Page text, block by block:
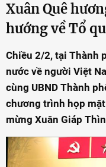
Xuân Quê
hướng về Tổ
Chiều 2/2, tại Thành
nước về người Việt
cùng UBND Thành
chương trình họp
mừng Xuân Giáp